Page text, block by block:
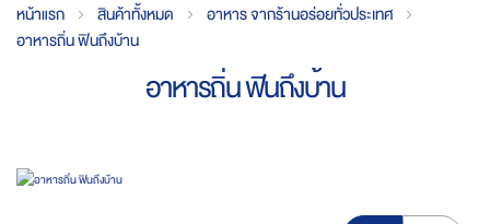
หน้าแรก สินค้าทั้งหมด
อาหาร จากร้านอร่อยทั่วประเทศ
อาหารถิ่น ฟินถึงบ้าน
อาหารถิ่น ฟินถึงบ้าน